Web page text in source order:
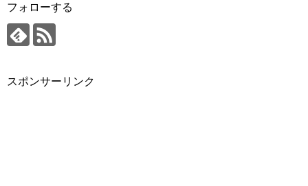
フォローする
スポンサーリンク